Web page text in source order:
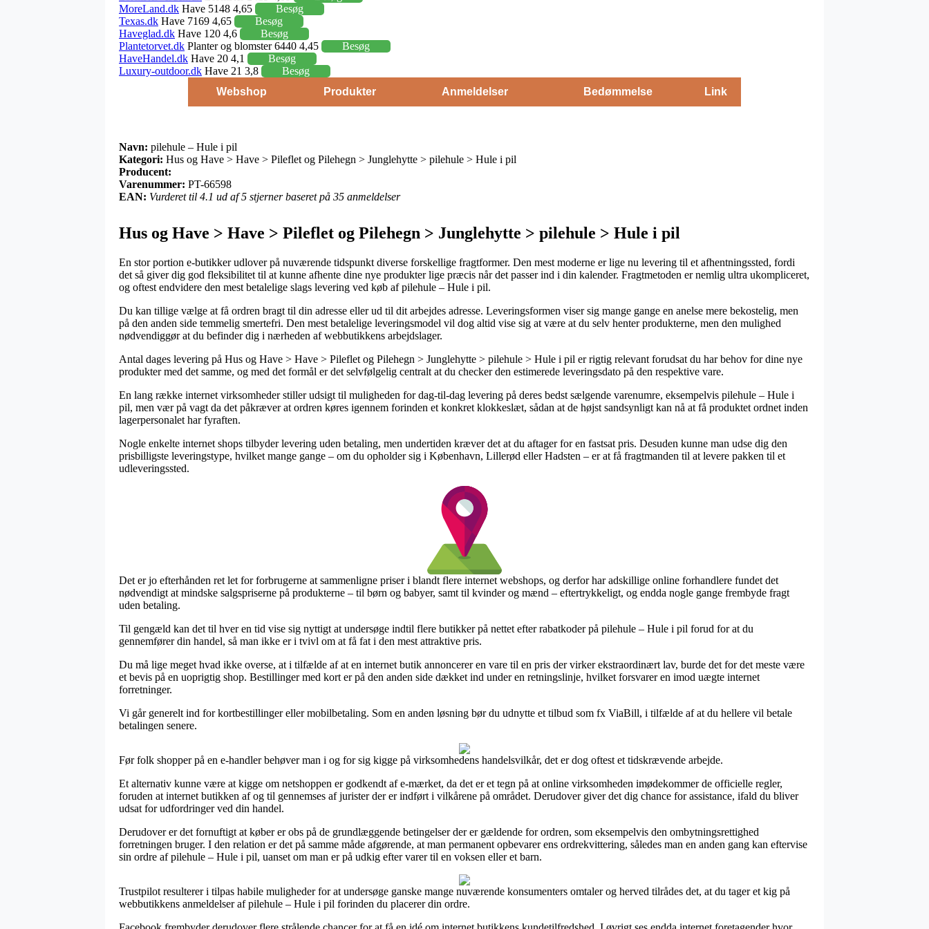
MoreLand.dk Have 5148 4,65
Besøg
Texas.dk Have 7169 4,65
Besøg
Haveglad.dk Have 120 4,6
Besøg
Plantetorvet.dk Planter og blomster 6440 4,45
Besøg
HaveHandel.dk Have 20 4,1
Besøg
Luxury-outdoor.dk Have 21 3,8
Besøg
Webshop
Produkter Anmeldelser Bedømmelse Link
Navn: pilehule – Hule i pil
Kategori: Hus og Have > Have > Pileflet og Pilehegn > Junglehytte > pilehule > Hule i pil
Producent:
Varenummer: PT-66598
EAN: Vurderet til 4.1 ud af 5 stjerner baseret på 35 anmeldelser
Hus og Have > Have > Pileflet og Pilehegn > Junglehytte > pilehule > Hule i pil
En stor portion e-butikker udlover på nuværende tidspunkt diverse forskellige fragtformer. Den mest moderne er lige nu levering til et afhentningssted, fordi
det så giver dig god fleksibilitet til at kunne afhente dine nye produkter lige præcis når det passer ind i din kalender. Fragtmetoden er nemlig ultra ukompliceret,
og oftest endvidere den mest betalelige slags levering ved køb af pilehule – Hule i pil.
Du kan tillige vælge at få ordren bragt til din adresse eller ud til dit arbejdes adresse. Leveringsformen viser sig mange gange en anelse mere bekostelig, men
på den anden side temmelig smertefri. Den mest betalelige leveringsmodel vil dog altid vise sig at være at du selv henter produkterne, men den mulighed
nødvendiggør at du befinder dig i nærheden af webbutikkens arbejdslager.
Antal dages levering på Hus og Have > Have > Pileflet og Pilehegn > Junglehytte > pilehule > Hule i pil er rigtig relevant forudsat du har behov for dine nye
produkter med det samme, og med det formål er det selvfølgelig centralt at du checker den estimerede leveringsdato på den respektive vare.
En lang række internet virksomheder stiller udsigt til muligheden for dag-til-dag levering på deres bedst sælgende varenumre, eksempelvis pilehule – Hule i
pil, men vær på vagt da det påkræver at ordren køres igennem forinden et konkret klokkeslæt, sådan at de højst sandsynligt kan nå at få produktet ordnet inden
lagerpersonalet har fyraften.
Nogle enkelte internet shops tilbyder levering uden betaling, men undertiden kræver det at du aftager for en fastsat pris. Desuden kunne man udse dig den
prisbilligste leveringstype, hvilket mange gange – om du opholder sig i København, Lillerød eller Hadsten – er at få fragtmanden til at levere pakken til et
udleveringssted.
Det er jo efterhånden ret let for forbrugerne at sammenligne priser i blandt flere internet webshops, og derfor har adskillige online forhandlere fundet det
nødvendigt at mindske salgspriserne på produkterne – til børn og babyer, samt til kvinder og mænd – eftertrykkeligt, og endda nogle gange frembyde fragt
uden betaling.
Til gengæld kan det til hver en tid vise sig nyttigt at undersøge indtil flere butikker på nettet efter rabatkoder på pilehule – Hule i pil forud for at du
gennemfører din handel, så man ikke er i tvivl om at få fat i den mest attraktive pris.
Du må lige meget hvad ikke overse, at i tilfælde af at en internet butik annoncerer en vare til en pris der virker ekstraordinært lav, burde det for det meste være
et bevis på en uoprigtig shop. Bestillinger med kort er på den anden side dækket ind under en retningslinje, hvilket forsvarer en imod uægte internet
forretninger.
Vi går generelt ind for kortbestillinger eller mobilbetaling. Som en anden løsning bør du udnytte et tilbud som fx ViaBill, i tilfælde af at du hellere vil betale
betalingen senere.
Før folk shopper på en e-handler behøver man i og for sig kigge på virksomhedens handelsvilkår, det er dog oftest et tidskrævende arbejde.
Et alternativ kunne være at kigge om netshoppen er godkendt af e-mærket, da det er et tegn på at online virksomheden imødekommer de officielle regler,
foruden at internet butikken af og til gennemses af jurister der er indført i vilkårene på området. Derudover giver det dig chance for assistance, ifald du bliver
udsat for udfordringer ved din handel.
Derudover er det fornuftigt at køber er obs på de grundlæggende betingelser der er gældende for ordren, som eksempelvis den ombytningsrettighed
forretningen bruger. I den relation er det på samme måde afgørende, at man permanent opbevarer ens ordrekvittering, således man en anden gang kan eftervise
sin ordre af pilehule – Hule i pil, uanset om man er på udkig efter varer til en voksen eller et barn.
Trustpilot resulterer i tilpas habile muligheder for at undersøge ganske mange nuværende konsumenters omtaler og herved tilrådes det, at du tager et kig på
webbutikkens anmeldelser af pilehule – Hule i pil forinden du placerer din ordre.